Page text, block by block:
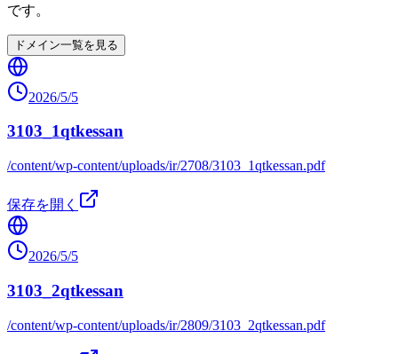
です。
ドメイン一覧を見る
2026/5/5
3103_1qtkessan
/content/wp-content/uploads/ir/2708/3103_1qtkessan.pdf
保存を開く
2026/5/5
3103_2qtkessan
/content/wp-content/uploads/ir/2809/3103_2qtkessan.pdf